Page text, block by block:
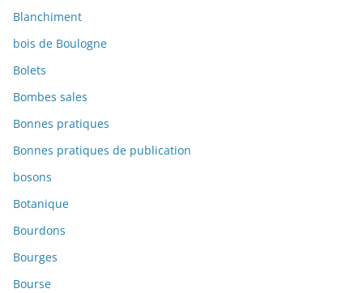
Blanchiment
bois de Boulogne
Bolets
Bombes sales
Bonnes pratiques
Bonnes pratiques de publication
bosons
Botanique
Bourdons
Bourges
Bourse